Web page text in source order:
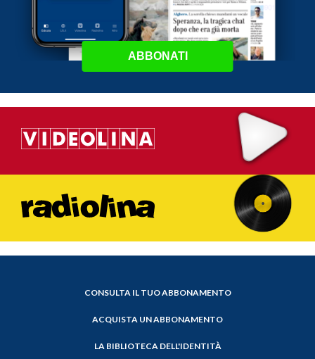
ABBONATI
CONSULTA IL TUO ABBONAMENTO
ACQUISTA UN ABBONAMENTO
LA BIBLIOTECA DELL'IDENTITÀ